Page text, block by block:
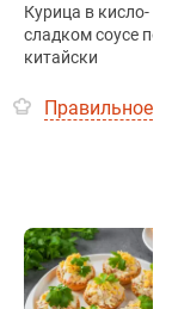
Курица в кисло-
сладком соусе по-
китайски
Правильное